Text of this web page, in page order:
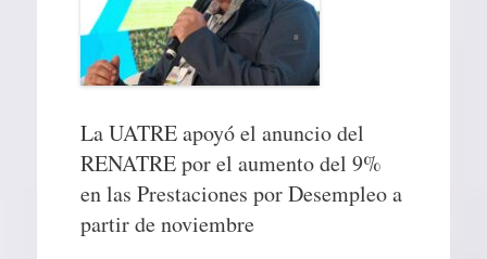
La UATRE apoyó el anuncio del
RENATRE por el aumento del 9%
en las Prestaciones por Desempleo a
partir de noviembre